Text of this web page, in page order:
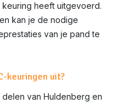
heeft uitgevoerd.
kan je de nodige
van je pand te
keuringen uit?
delen van Huldenberg en